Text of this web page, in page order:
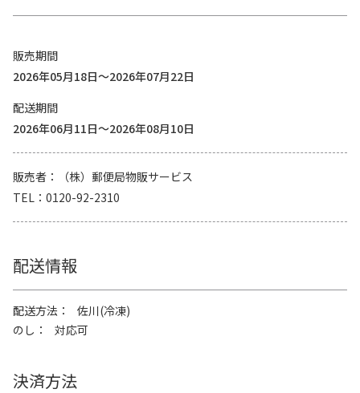
販売期間
2026年05月18日～2026年07月22日
配送期間
2026年06月11日～2026年08月10日
販売者
（株）郵便局物販サービス
TEL
0120-92-2310
配送情報
配送方法
佐川(冷凍)
のし
対応可
決済方法